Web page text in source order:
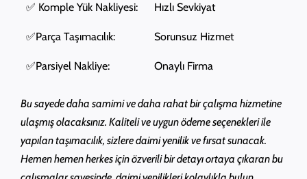
✅ Komple Yük Nakliyesi: Hızlı Sevkiyat
✅Parça Taşımacılık: Sorunsuz Hizmet
✅Parsiyel Nakliye: Onaylı Firma
Bu sayede daha samimi ve daha rahat bir çalışma hizmetine
ulaşmış olacaksınız. Kaliteli ve uygun ödeme seçenekleri ile
yapılan taşımacılık, sizlere daimi yenilik ve fırsat sunacak.
Hemen hemen herkes için özverili bir detayı ortaya çıkaran bu